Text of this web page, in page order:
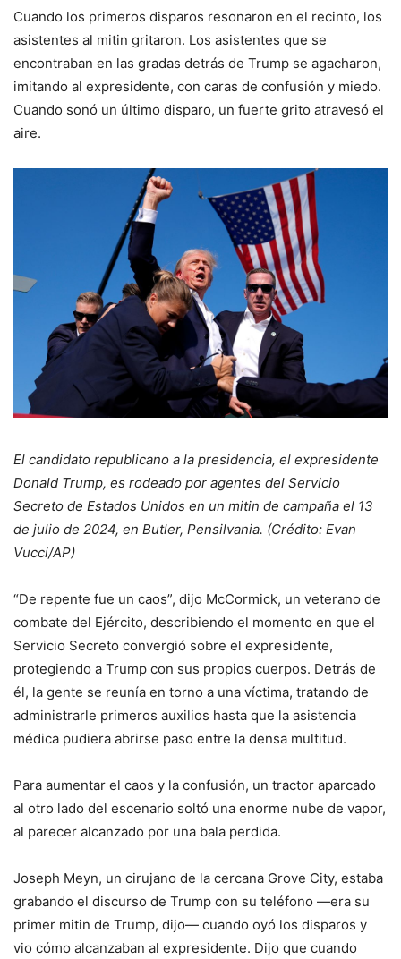
Cuando los primeros disparos resonaron en el recinto, los
asistentes al mitin gritaron. Los asistentes que se
encontraban en las gradas detrás de Trump se agacharon,
imitando al expresidente, con caras de confusión y miedo.
Cuando sonó un último disparo, un fuerte grito atravesó el
aire.
El candidato republicano a la presidencia, el expresidente
Donald Trump, es rodeado por agentes del Servicio
Secreto de Estados Unidos en un mitin de campaña el 13
de julio de 2024, en Butler, Pensilvania. (Crédito: Evan
Vucci/AP)
“De repente fue un caos”, dijo McCormick, un veterano de
combate del Ejército, describiendo el momento en que el
Servicio Secreto convergió sobre el expresidente,
protegiendo a Trump con sus propios cuerpos. Detrás de
él, la gente se reunía en torno a una víctima, tratando de
administrarle primeros auxilios hasta que la asistencia
médica pudiera abrirse paso entre la densa multitud.
Para aumentar el caos y la confusión, un tractor aparcado
al otro lado del escenario soltó una enorme nube de vapor,
al parecer alcanzado por una bala perdida.
Joseph Meyn, un cirujano de la cercana Grove City, estaba
grabando el discurso de Trump con su teléfono —era su
primer mitin de Trump, dijo— cuando oyó los disparos y
vio cómo alcanzaban al expresidente. Dijo que cuando